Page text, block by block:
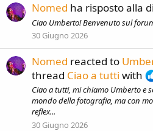
Nomed ha risposto alla
Ciao Umberto! Benvenuto sul
30 Giugno 2026
Nomed reacted to
thread Ciao a tutti with
Ciao a tutti, mi chiamo Umberto e
mondo della fotografia, ma con
reflex...
30 Giugno 2026